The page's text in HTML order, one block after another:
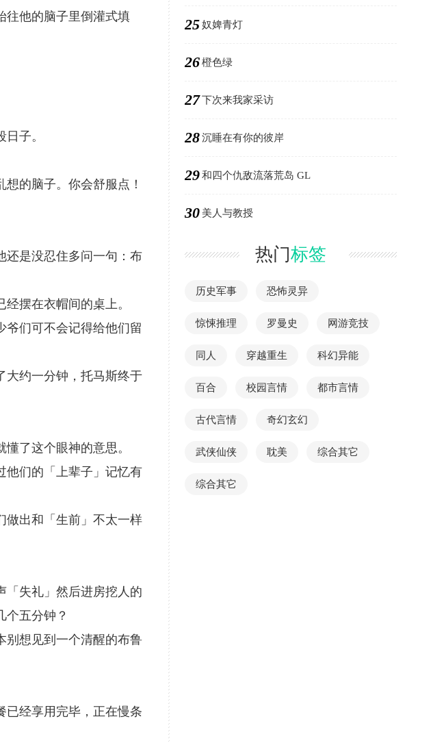
往他的脑子里倒灌式填
子。
的脑子。你会舒服点！
还是没忍住多问一句：布
摆在衣帽间的桌上。
爷们可不会记得给他们留
大约一分钟，托马斯终于
了这个眼神的意思。
他们的「上辈子」记忆有
做出和「生前」不太一样
「失礼」然后进房挖人的
个五分钟？
别想见到一个清醒的布鲁
已经享用完毕，正在慢条
25奴婢青灯
26橙色绿
27下次来我家采访
28沉睡在有你的彼岸
29和四个仇敌流落荒岛 GL
30 美人与教授
热门标签
历史军事 恐怖灵异
惊悚推理 罗曼史 网游竞技
同人 穿越重生 科幻异能
百合 校园言情 都市言情
古代言情 奇幻玄幻
武侠仙侠 耽美 综合其它
综合其它